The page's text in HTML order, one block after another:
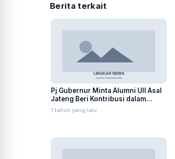
Berita terkait
Pj Gubernur Minta Alumni UII Asal
Jateng Beri Kontribusi dalam
Pembangunan Daerah
1 tahun yang lalu